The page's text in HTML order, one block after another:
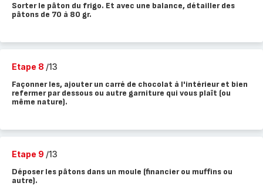
Sorter le pâton du frigo. Et avec une balance, détailler des
pâtons de 70 à 80 gr.
Etape 8 /13
Façonner les, ajouter un carré de chocolat à l'intérieur et bien
refermer par dessous ou autre garniture qui vous plaît (ou
même nature).
Etape 9 /13
Déposer les pâtons dans un moule (financier ou muffins ou
autre).